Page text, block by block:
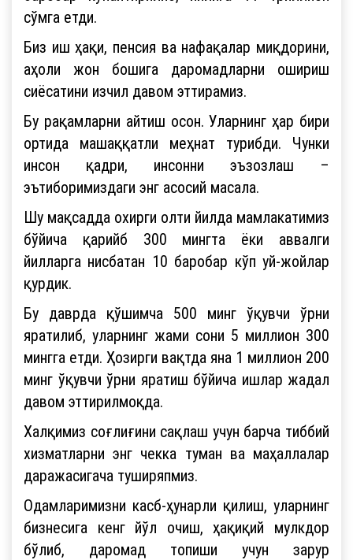
сўмга етди.
Биз иш ҳақи, пенсия ва нафақалар миқдорини,
аҳоли жон бошига даромадларни ошириш
сиёсатини изчил давом эттирамиз.
Бу рақамларни айтиш осон. Уларнинг ҳар бири
ортида машаққатли меҳнат турибди. Чунки
инсон қадри, инсонни эъзозлаш –
эътиборимиздаги энг асосий масала.
Шу мақсадда охирги олти йилда мамлакатимиз
бўйича қарийб 300 мингта ёки аввалги
йилларга нисбатан 10 баробар кўп уй-жойлар
қурдик.
Бу даврда қўшимча 500 минг ўқувчи ўрни
яратилиб, уларнинг жами сони 5 миллион 300
мингга етди. Ҳозирги вақтда яна 1 миллион 200
минг ўқувчи ўрни яратиш бўйича ишлар жадал
давом эттирилмоқда.
Халқимиз соғлиғини сақлаш учун барча тиббий
хизматларни энг чекка туман ва маҳаллалар
даражасигача туширяпмиз.
Одамларимизни касб-ҳунарли қилиш, уларнинг
бизнесига кенг йўл очиш, ҳақиқий мулкдор
бўлиб, даромад топиши учун зарур